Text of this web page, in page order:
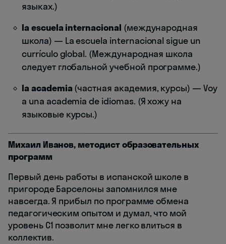
языках.)
la escuela internacional (международная
школа) — La escuela internacional sigue un
currículo global. (Международная школа
следует глобальной учебной программе.)
la academia (частная академия, курсы) — Voy
a una academia de idiomas. (Я хожу на
языковые курсы.)
Михаил Иванов, методист образовательных
программ
Первый день работы в испанской школе в
пригороде Барселоны запомнился мне
навсегда. Я прибыл по программе обмена
педагогическим опытом и думал, что мой
уровень C1 позволит мне легко влиться в
коллектив.